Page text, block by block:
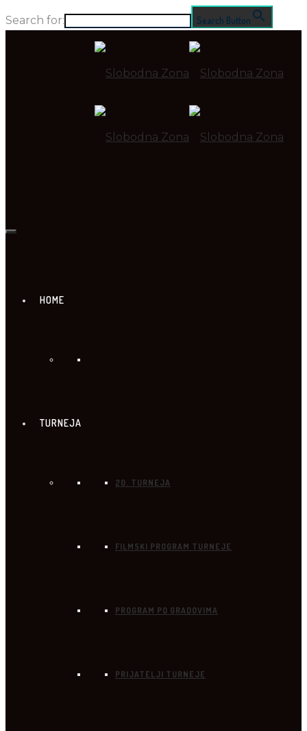
Search for: Search Button
HOME
TURNEJA
20. TURNEJA
FILMSKI PROGRAM TURNEJE
PROGRAM PO GRADOVIMA
PRIJATELJI TURNEJE